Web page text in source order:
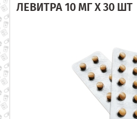
ЛЕВИТРА 10 МГ X 30 ШТ